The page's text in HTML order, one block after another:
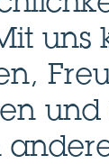
uns